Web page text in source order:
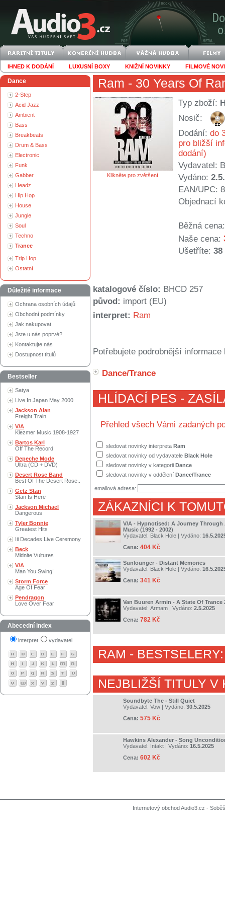
IHNED K DODÁNÍ LUXUSNÍ BOXY KNIŽNÍ NOVINKY FILMOVÉ
Dance
2-Step
Acid Jazz
Ambient
Bass
Breakbeats
Drum & Bass
Electronic
Funk
Gabber
Headz
Hip Hop
House
Jungle
Soul
Techno
Trance
Trip Hop
Ostatní
Důležité informace
Ochrana osobních údajů
Obchodní podmínky
Jak nakupovat
Jste u nás poprvé?
Kontaktujte nás
Dostupnost titulů
Bestseller
Satya
Live In Japan May 2000
Jackson Alan
Freight Train
V/A
Klezmer Music 1908-1927
Bartos Karl
Off The Record
Depeche Mode
Ultra (CD + DVD)
Desert Rose Band
Best Of The Desert Rose..
Getz Stan
Stan Is Here
Jackson Michael
Dangerous
Tyler Bonnie
Greatest Hits
Iii Decades Live Ceremony
Beck
Midnite Vultures
V/A
Man You Swing!
Storm Force
Age Of Fear
Pendragon
Love Over Fear
Abecední index
interpret vydavatel
Ram - 30 Years Of
Klikněte pro zvětšení.
Typ zboží:
Nosič:
Dodání: do
pro bližší
dodání)
Vydavatel:
Vydáno:
EAN/UPC:
Objednací
Běžná cena:
Naše cena:
Ušetříte: 38
katalogové číslo: BHCD 257
původ: import (EU)
interpret: Ram
Potřebujete podrobnější
Dance/Trance
HLÍDACÍ PES -
Přehled všech Vámi zadaných
sledovat novinky interpreta Ram
sledovat novinky od vydavatele Black Hole
sledovat novinky v kategorii Dance
sledovat novinky v oddělení Dance/Trance
emailová adresa:
ZÁKAZNÍCI K
V/A - Hypnotised: A Journey Through
Music (1992 - 2002)
Vydavatel: Black Hole | Vydáno:
Cena: 404 Kč
Sunlounger - Distant Memories
Vydavatel: Black Hole | Vydáno:
Cena: 341 Kč
Van Buuren Armin - A State Of Trance
Vydavatel: Armam | Vydáno: 2.5.2025
Cena: 782 Kč
RAM - BESTSELERY:
NEJBLIŽŠÍ TITULY V
Soundbyte The - Still Quiet
Vydavatel: Vow | Vydáno: 30.5.2025
Cena: 575 Kč
Hawkins Alexander - Song
Vydavatel: Intakt | Vydáno: 16.5.2025
Cena: 602 Kč
Internetový obchod Audio3.cz -